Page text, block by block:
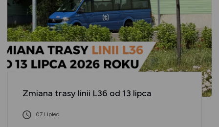
Zmiana trasy linii L36 od 13 lipca
07 Lipiec